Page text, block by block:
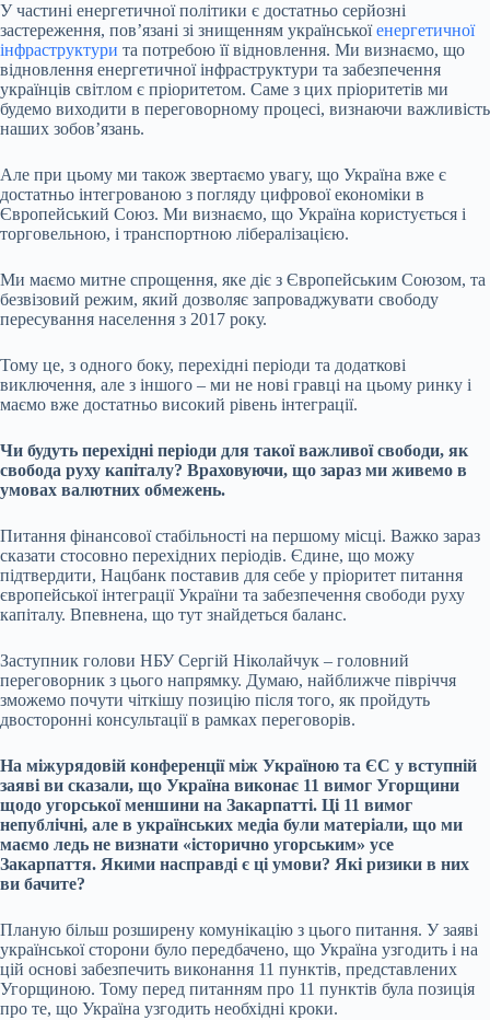
У частині енергетичної політики є достатньо серйозні
застереження, повʼязані зі знищенням українськоїенергетичної
інфраструктури та потребою її відновлення. Ми визнаємо, що
відновлення енергетичної інфраструктури та забезпечення
українців світлом є пріоритетом. Саме з цих пріоритетів ми
будемо виходити в переговорному процесі, визнаючи важливість
наших зобовʼязань.
Але при цьому ми також звертаємо увагу, що Україна вже є
достатньо інтегрованою з погляду цифрової економіки в
Європейський Союз. Ми визнаємо, що Україна користується і
торговельною, і транспортною лібералізацією.
Ми маємо митне спрощення, яке діє з Європейським Союзом, та
безвізовий режим, який дозволяє запроваджувати свободу
пересування населення з 2017 року.
Тому це, з одного боку, перехідні періоди та додаткові
виключення, але з іншого – ми не нові гравці на цьому ринку і
маємо вже достатньо високий рівень інтеграції.
Чи будуть перехідні періоди для такої важливої свободи, як
свобода руху капіталу? Враховуючи, що зараз ми живемо в
умовах валютних обмежень.
Питання фінансової стабільності на першому місці. Важко зараз
сказати стосовно перехідних періодів. Єдине, що можу
підтвердити, Нацбанк поставив для себе у пріоритет питання
європейської інтеграції України та забезпечення свободи руху
капіталу. Впевнена, що тут знайдеться баланс.
Заступник голови НБУ Сергій Ніколайчук – головний
переговорник з цього напрямку. Думаю, найближче півріччя
зможемо почути чіткішу позицію після того, як пройдуть
двосторонні консультації в рамках переговорів.
На міжурядовій конференції між Україною та ЄС у вступній
заяві ви сказали, що Україна виконає 11 вимог Угорщини
щодо угорської меншини на Закарпатті. Ці 11 вимог
непублічні, але в українських медіа були матеріали, що ми
маємо ледь не визнати «історично угорським» усе
Закарпаття. Якими насправді є ці умови? Які ризики в них
ви бачите?
Планую більш розширену комунікацію з цього питання. У заяві
української сторони було передбачено, що Україна узгодить і на
цій основі забезпечить виконання 11 пунктів, представлених
Угорщиною. Тому перед питанням про 11 пунктів була позиція
про те, що Україна узгодить необхідні кроки.